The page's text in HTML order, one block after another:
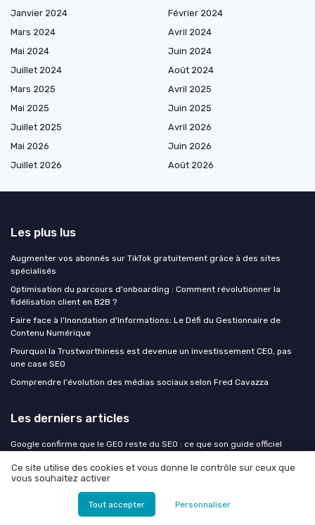
Janvier 2024
Février 2024
Mars 2024
Avril 2024
Mai 2024
Juin 2024
Juillet 2024
Août 2024
Mars 2025
Avril 2025
Mai 2025
Juin 2025
Juillet 2025
Avril 2026
Mai 2026
Juin 2026
Juillet 2026
Août 2026
Les plus lus
Augmenter vos abonnés sur TikTok gratuitement grâce à des sites
spécialisés
Optimisation du parcours d'onboarding : Comment révolutionner la
fidélisation client en B2B ?
Faire face à l'Inondation d'Informations: Le Défi du Gestionnaire de
Contenu Numérique
Pourquoi la Trustworthiness est devenue un investissement CEO, pas
une case SEO
Comprendre l'évolution des médias sociaux selon Fred Cavazza
Les derniers articles
Google confirme que le GEO reste du SEO : ce que son guide officiel
Audit de contenu à l'ère de l'IA : identifier et corriger les pages que les
Le ROI du contenu B2B ne se mesure plus en leads : pourquoi les
fondateurs doivent changer de grille de lecture
Ce site utilise des cookies et vous donne le contrôle sur ceux que
vous souhaitez activer
Tout accepter Personnaliser